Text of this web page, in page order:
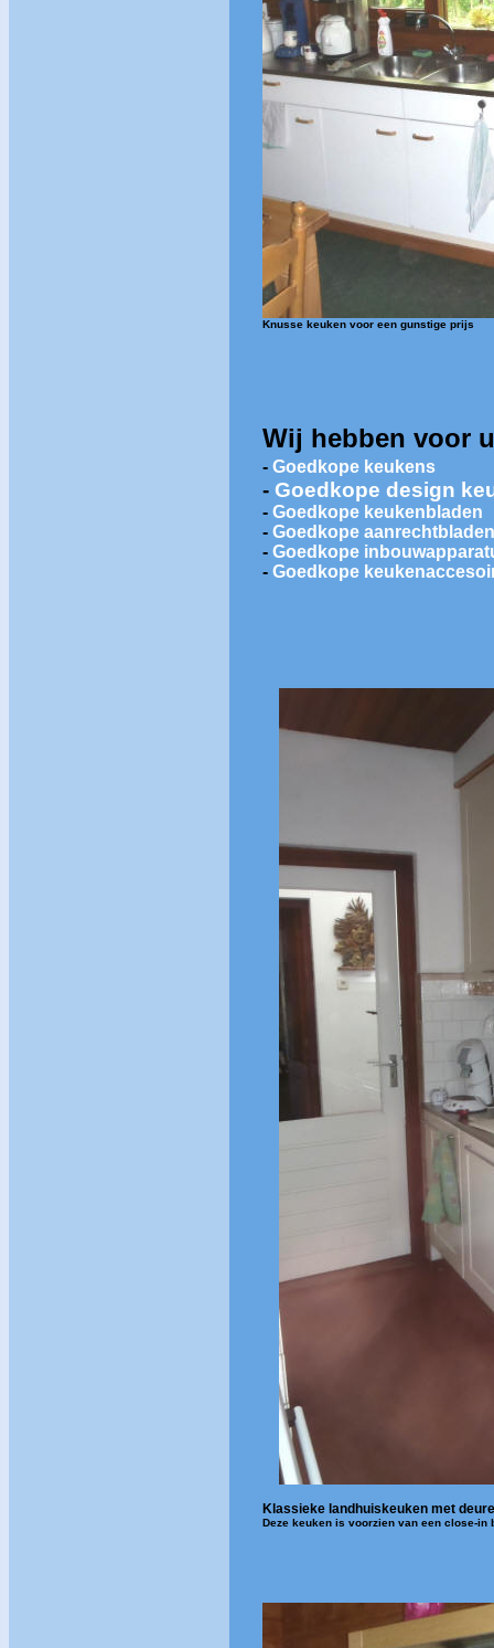
Knusse keuken voor een gunstige prijs
Wij hebben voor
- Goedkope keukens
- Goedkope design
- Goedkope keukenbladen
- Goedkope aanrechtbladen
- Goedkope
- Goedkope
Klassieke landhuiskeuken met
Deze keuken is voorzien van een close-